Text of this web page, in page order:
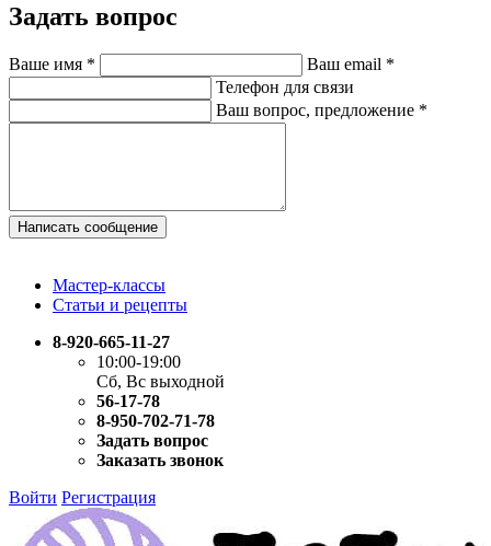
Задать вопрос
Ваше имя * Ваш email *
Телефон для связи
Ваш вопрос, предложение *
Написать сообщение
Мастер-классы
Статьи и рецепты
8-920-665-11-27
10:00-19:00
Сб, Вс выходной
56-17-78
8-950-702-71-78
Задать вопрос
Заказать звонок
Войти Регистрация